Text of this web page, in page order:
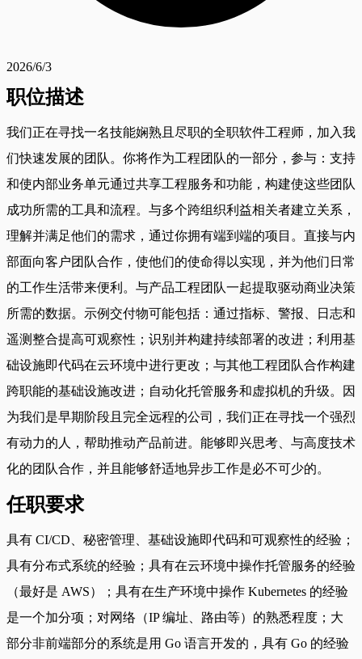
2026/6/3
职位描述
我们正在寻找一名技能娴熟且尽职的全职软件工程师，加入我
们快速发展的团队。你将作为工程团队的一部分，参与：支持
和使内部业务单元通过共享工程服务和功能，构建使这些团队
成功所需的工具和流程。与多个跨组织利益相关者建立关系，
理解并满足他们的需求，通过你拥有端到端的项目。直接与内
部面向客户团队合作，使他们的使命得以实现，并为他们日常
的工作生活带来便利。与产品工程团队一起提取驱动商业决策
所需的数据。示例交付物可能包括：通过指标、警报、日志和
遥测整合提高可观察性；识别并构建持续部署的改进；利用基
础设施即代码在云环境中进行更改；与其他工程团队合作构建
跨职能的基础设施改进；自动化托管服务和虚拟机的升级。因
为我们是早期阶段且完全远程的公司，我们正在寻找一个强烈
有动力的人，帮助推动产品前进。能够即兴思考、与高度技术
化的团队合作，并且能够舒适地异步工作是必不可少的。
任职要求
具有 CI/CD、秘密管理、基础设施即代码和可观察性的经验；
具有分布式系统的经验；具有在云环境中操作托管服务的经验
（最好是 AWS）；具有在生产环境中操作 Kubernetes 的经验
是一个加分项；对网络（IP 编址、路由等）的熟悉程度；大
部分非前端部分的系统是用 Go 语言开发的，具有 Go 的经验